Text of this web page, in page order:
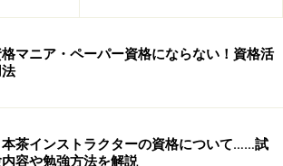
点のものです。最新の内容をご確認くださ
マニア・ペーパー資格にならない！資格活
本茶インストラクターの資格について……試
容や勉強方法を解説